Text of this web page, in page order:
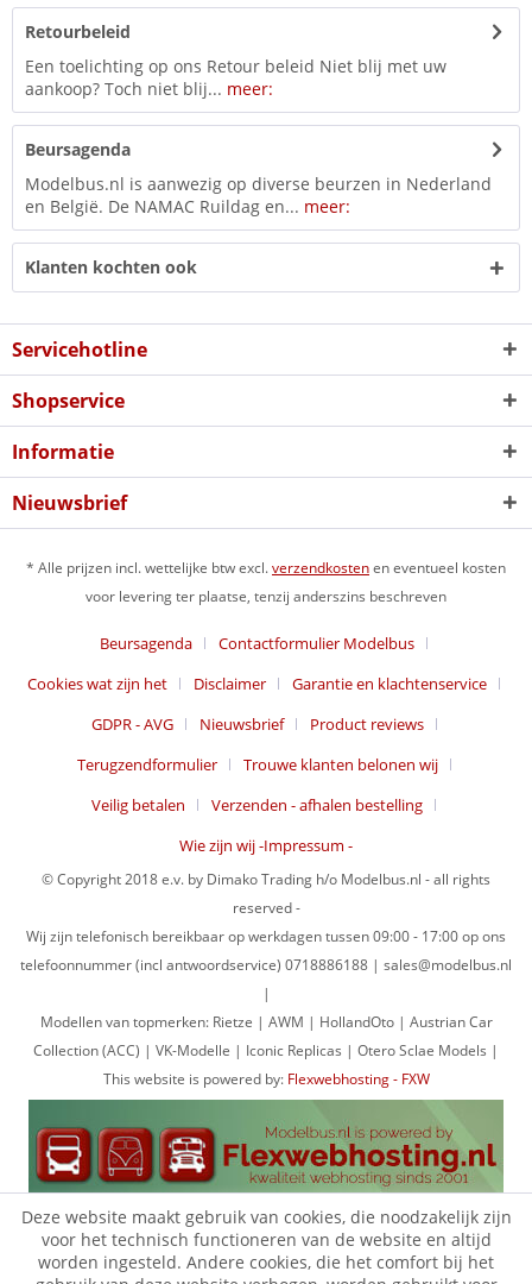
Retourbeleid
Een toelichting op ons Retour beleid Niet blij met uw
aankoop? Toch niet blij... meer:
Beursagenda
Modelbus.nl is aanwezig op diverse beurzen in Nederland
en België. De NAMAC Ruildag en... meer:
Klanten kochten ook
Servicehotline
Shopservice
Informatie
Nieuwsbrief
* Alle prijzen incl. wettelijke btw excl.verzendkostenen eventueel kosten
voor levering ter plaatse, tenzij anderszins beschreven
Beursagenda
Contactformulier Modelbus
Cookies wat zijn het
Disclaimer
Garantie en klachtenservice
GDPR - AVG
Nieuwsbrief
Product reviews
Terugzendformulier
Trouwe klanten belonen wij
Veilig betalen
Verzenden - afhalen bestelling
Wie zijn wij -Impressum -
© Copyright 2018 e.v. by Dimako Trading h/o Modelbus.nl - all rights
reserved -
Wij zijn telefonisch bereikbaar op werkdagen tussen 09:00 - 17:00 op ons
telefoonnummer (incl antwoordservice) 0718886188 | sales@modelbus.nl
|
Modellen van topmerken: Rietze | AWM | HollandOto | Austrian Car
Collection (ACC) | VK-Modelle | Iconic Replicas | Otero Sclae Models |
This website is powered by: Flexwebhosting - FXW
Deze website maakt gebruik van cookies, die noodzakelijk zijn
voor het technisch functioneren van de website en altijd
worden ingesteld. Andere cookies, die het comfort bij het